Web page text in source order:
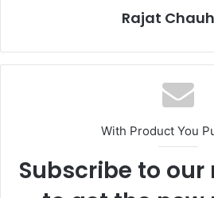
Rajat
With Product You
Subscribe to